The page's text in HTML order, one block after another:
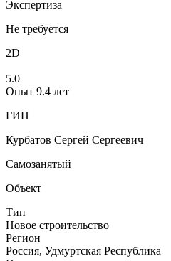
Экспертиза
Не требуется
2D
5.0
Опыт 9.4 лет
ГИП
Курбатов Сергей Сергеевич
Самозанятый
Объект
Тип
Новое строительство
Регион
Россия, Удмуртская Республика